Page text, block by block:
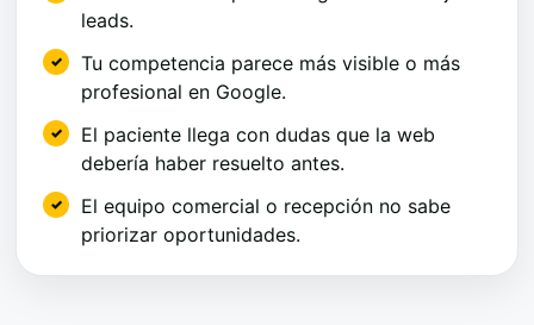
leads.
Tu competencia parece más visible o más
profesional en Google.
El paciente llega con dudas que la web
debería haber resuelto antes.
El equipo comercial o recepción no sabe
priorizar oportunidades.